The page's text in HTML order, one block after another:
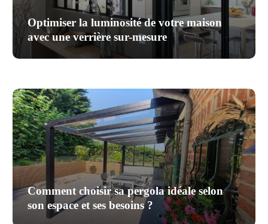
Optimiser la luminosité de votre maison
avec une verrière sur-mesure
Comment choisir sa pergola idéale selon
son espace et ses besoins ?